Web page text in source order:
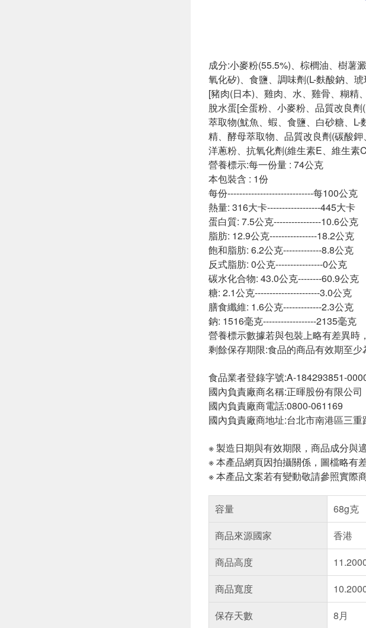
成分:小麥粉(55.5%)、棕櫚油、樹薯
氧化矽)、食鹽、調味劑(L-麩酸鈉、
[豬肉(日本)、雞肉、水、雞骨、糊精
脫水蛋[全蛋粉、小麥粉、品質改良
萃取物(魷魚、蝦、食鹽、白砂糖、
精、酵母萃取物、品質改良劑(碳酸
洋蔥粉、抗氧化劑(維生素E、維生素
營養標示:每一份量 : 74公克
本包裝含 : 1份
每份-----------------------------每100公克
熱量: 316大卡------------------445大卡
蛋白質: 7.5公克----------------10.6公克
脂肪: 12.9公克----------------18.2公克
飽和脂肪: 6.2公克-------------8.8公克
反式脂肪: 0公克----------------0公克
碳水化合物: 43.0公克--------60.9公克
糖: 2.1公克----------------------3.0公克
膳食纖維: 1.6公克-------------2.3公克
鈉: 1516毫克------------------2135毫克
營養標示數據若與包裝上略有差異時
剩餘保存期限:食品的商品有效期至
食品業者登錄字號:A-184293851-
國內負責廠商名稱:正暉股份有限公司
國內負責廠商電話:0800-061169
國內負責廠商地址:台北市南港區三
※ 製造日期與有效期限，商品成分與
※ 本產品網頁因拍攝關係，圖檔略有
※ 本產品文案若有變動敬請參照實際
容量
68g克
商品來源國家
香港
商品高度
商品寬度
保存天數
8月